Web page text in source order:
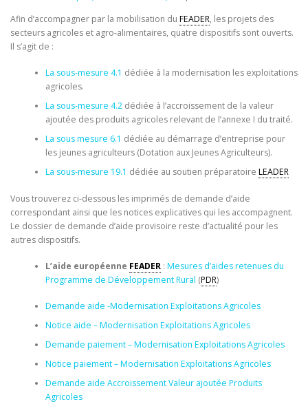
Afin d’accompagner par la mobilisation du FEADER, les projets des
secteurs agricoles et agro-alimentaires, quatre dispositifs sont ouverts.
Il s’agit de :
La sous-mesure 4.1 dédiée à la modernisation les exploitations
agricoles.
La sous-mesure 4.2dédiée à l’accroissement de la valeur
ajoutée des produits agricoles relevant de l’annexe I du traité.
La sous mesure 6.1 dédiée au démarrage d’entreprise pour
les jeunes agriculteurs (Dotation aux Jeunes Agriculteurs).
La sous-mesure 19.1 dédiée au soutien préparatoire LEADER
Vous trouverez ci-dessous les imprimés de demande d’aide
correspondant ainsi que les notices explicatives qui les accompagnent.
Le dossier de demande d’aide provisoire reste d’actualité pour les
autres dispositifs.
L’aide européenne FEADER: Mesures d’aides retenues du
Programme de Développement Rural (PDR)
Demande aide -Modernisation Exploitations Agricoles
Notice aide – Modernisation Exploitations Agricoles
Demande paiement – Modernisation Exploitations Agricoles
Notice paiement – Modernisation Exploitations Agricoles
Demande aide Accroissement Valeur ajoutée Produits
Agricoles